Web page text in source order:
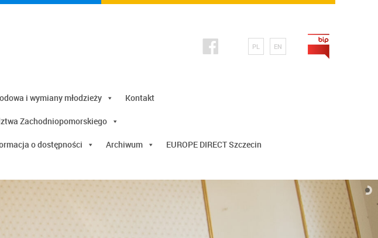
EN
PL
i wymiany młodzieży Kontakt
Zachodniopomorskiego
o dostępności Archiwum EUROPE DIRECT Szczecin